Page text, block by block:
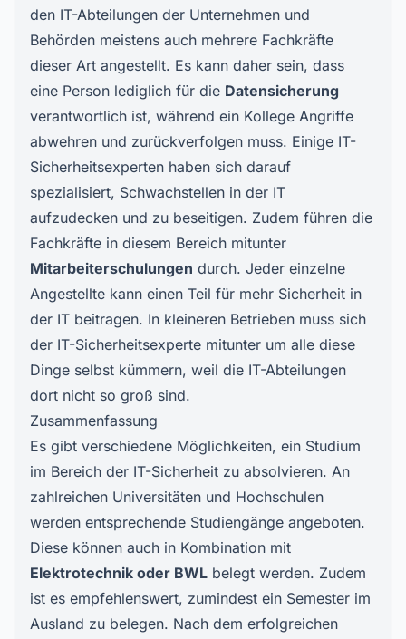
den IT-Abteilungen der Unternehmen und
Behörden meistens auch mehrere Fachkräfte
dieser Art angestellt. Es kann daher sein, dass
eine Person lediglich für die Datensicherung
verantwortlich ist, während ein Kollege Angriffe
abwehren und zurückverfolgen muss. Einige IT-
Sicherheitsexperten haben sich darauf
spezialisiert, Schwachstellen in der IT
aufzudecken und zu beseitigen. Zudem führen die
Fachkräfte in diesem Bereich mitunter
Mitarbeiterschulungen durch. Jeder einzelne
Angestellte kann einen Teil für mehr Sicherheit in
der IT beitragen. In kleineren Betrieben muss sich
der IT-Sicherheitsexperte mitunter um alle diese
Dinge selbst kümmern, weil die IT-Abteilungen
dort nicht so groß sind.
Zusammenfassung
Es gibt verschiedene Möglichkeiten, ein Studium
im Bereich der IT-Sicherheit zu absolvieren. An
zahlreichen Universitäten und Hochschulen
werden entsprechende Studiengänge angeboten.
Diese können auch in Kombination mit
Elektrotechnik oder BWL belegt werden. Zudem
ist es empfehlenswert, zumindest ein Semester im
Ausland zu belegen. Nach dem erfolgreichen